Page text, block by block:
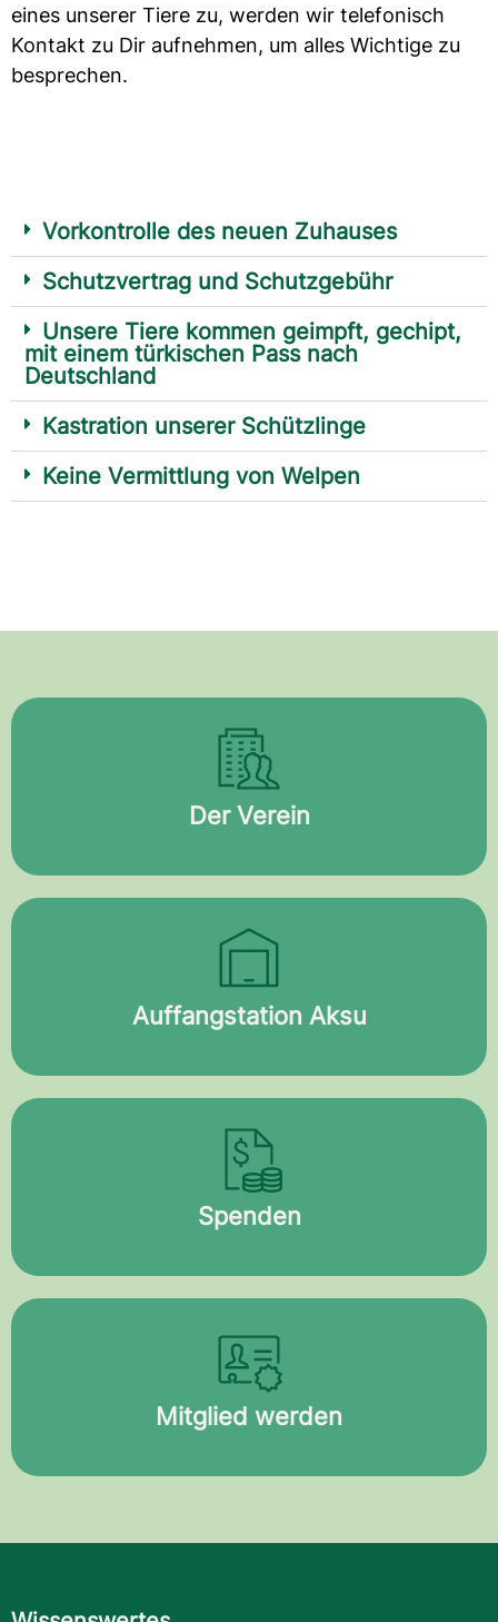
eines unserer Tiere zu, werden wir telefonisch
Kontakt zu Dir aufnehmen, um alles Wichtige zu
besprechen.
Vorkontrolle des neuen Zuhauses
Schutzvertrag und Schutzgebühr
Unsere Tiere kommen geimpft, gechipt,
mit einem türkischen Pass nach
Deutschland
Kastration unserer Schützlinge
Keine Vermittlung von Welpen
Der Verein
Auffangstation Aksu
Spenden
Mitglied werden